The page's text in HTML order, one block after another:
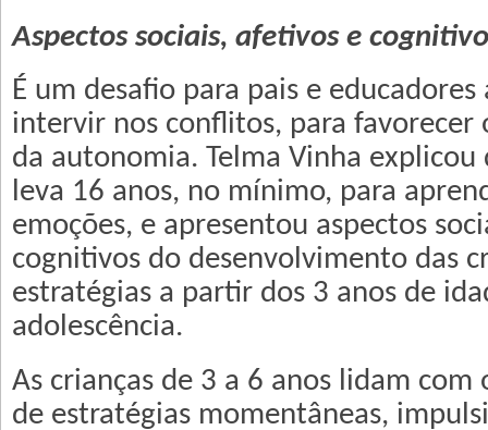
Aspectos sociais, afetivos e
É um desafio para pais e
intervir nos conflitos, para favorecer
da autonomia. Telma Vinha explicou
leva 16 anos, no mínimo, para
emoções, e apresentou aspectos
cognitivos do desenvolvimento das
estratégias a partir dos 3 anos de
adolescência.
As crianças de 3 a 6 anos lidam
de estratégias momentâneas,